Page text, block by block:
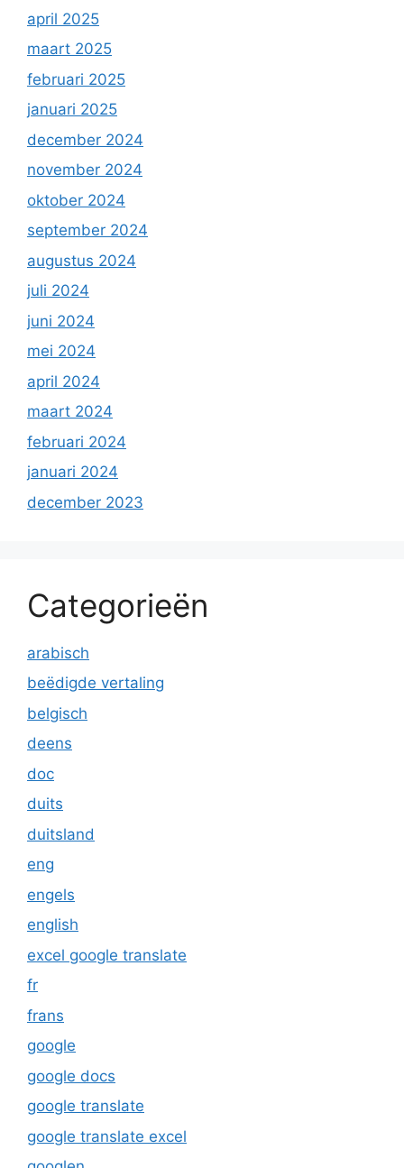
april 2025
maart 2025
februari 2025
januari 2025
december 2024
november 2024
oktober 2024
september 2024
augustus 2024
juli 2024
juni 2024
mei 2024
april 2024
maart 2024
februari 2024
januari 2024
december 2023
Categorieën
arabisch
beëdigde vertaling
belgisch
deens
doc
duits
duitsland
eng
engels
english
excel google translate
fr
frans
google
google docs
google translate
google translate excel